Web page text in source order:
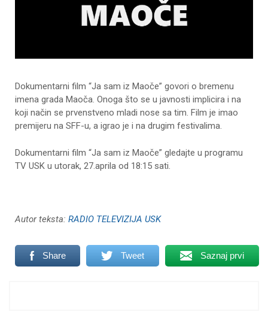
Dokumentarni film “Ja sam iz Maoče” govori o bremenu
imena grada Maoča. Onoga što se u javnosti implicira i na
koji način se prvenstveno mladi nose sa tim. Film je imao
premijeru na SFF-u, a igrao je i na drugim festivalima.
Dokumentarni film “Ja sam iz Maoče” gledajte u programu
TV USK u utorak, 27.aprila od 18:15 sati.
Autor teksta: RADIO TELEVIZIJA USK
Share Tweet Saznaj prvi